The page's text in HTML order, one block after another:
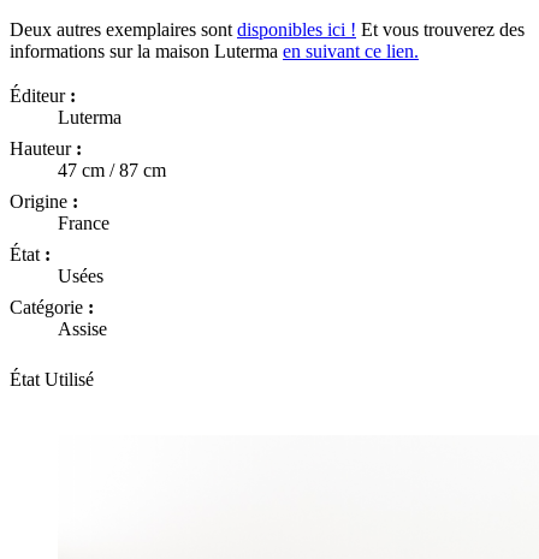
Deux autres exemplaires sont disponibles ici ! Et vous trouverez des
informations sur la maison Luterma en suivant ce lien.
Éditeur :
Luterma
Hauteur :
47 cm / 87 cm
Origine :
France
État :
Usées
Catégorie :
Assise
État Utilisé